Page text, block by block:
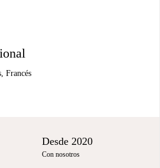
Francés
Desde 2020
Con nosotros